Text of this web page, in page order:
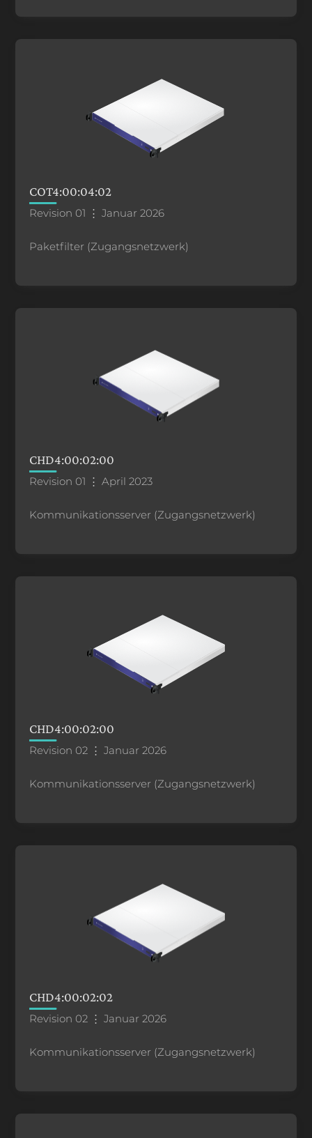
COT4:00:04:02
Revision 01 ⋮ Januar 2026
Paketfilter (Zugangsnetzwerk)
CHD4:00:02:00
Revision 01 ⋮ April 2023
Kommunikationsserver (Zugangsnetzwerk)
CHD4:00:02:00
Revision 02 ⋮ Januar 2026
Kommunikationsserver (Zugangsnetzwerk)
CHD4:00:02:02
Revision 02 ⋮ Januar 2026
Kommunikationsserver (Zugangsnetzwerk)